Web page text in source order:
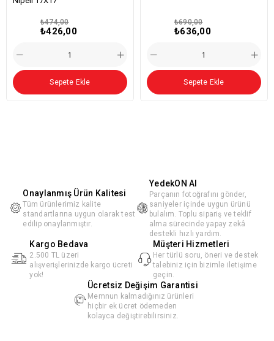
₺426,00
₺474,00
Sepete Ekle
₺636,00
₺690,00
Sepete Ekle
Onaylanmış Ürün Kalitesi
Tüm ürünlerimiz kalite
standartlarına uygun olarak test
edilip onaylanmıştır.
YedekON AI
Parçanın fotoğrafını gönder,
saniyeler içinde uygun ürünü
bulalım. Toplu sipariş ve teklif
alma sürecinde yapay zekâ
destekli hızlı yardım.
Kargo Bedava
2.500 TL üzeri
alışverişlerinizde kargo ücreti
yok!
Müşteri Hizmetleri
Her türlü soru, öneri ve destek
talebiniz için bizimle iletişime
geçin.
Ücretsiz Değişim Garantisi
Memnun kalmadığınız ürünleri
hiçbir ek ücret ödemeden
kolayca değiştirebilirsiniz.